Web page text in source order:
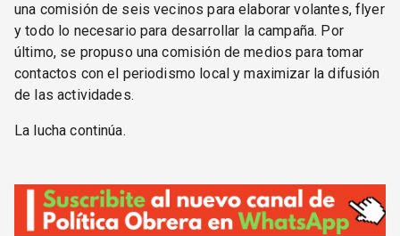
una comisión de seis vecinos para elaborar volantes, flyer
y todo lo necesario para desarrollar la campaña. Por
último, se propuso una comisión de medios para tomar
contactos con el periodismo local y maximizar la difusión
de las actividades.
La lucha continúa.